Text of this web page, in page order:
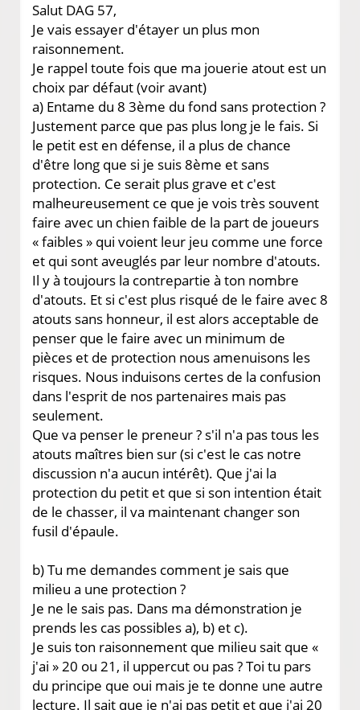
Salut DAG 57,
Je vais essayer d'étayer un plus mon
raisonnement.
Je rappel toute fois que ma jouerie atout est un
choix par défaut (voir avant)
a) Entame du 8 3ème du fond sans protection ?
Justement parce que pas plus long je le fais. Si
le petit est en défense, il a plus de chance
d'être long que si je suis 8ème et sans
protection. Ce serait plus grave et c'est
malheureusement ce que je vois très souvent
faire avec un chien faible de la part de joueurs
« faibles » qui voient leur jeu comme une force
et qui sont aveuglés par leur nombre d'atouts.
Il y à toujours la contrepartie à ton nombre
d'atouts. Et si c'est plus risqué de le faire avec 8
atouts sans honneur, il est alors acceptable de
penser que le faire avec un minimum de
pièces et de protection nous amenuisons les
risques. Nous induisons certes de la confusion
dans l'esprit de nos partenaires mais pas
seulement.
Que va penser le preneur ? s'il n'a pas tous les
atouts maîtres bien sur (si c'est le cas notre
discussion n'a aucun intérêt). Que j'ai la
protection du petit et que si son intention était
de le chasser, il va maintenant changer son
fusil d'épaule.
b) Tu me demandes comment je sais que
milieu a une protection ?
Je ne le sais pas. Dans ma démonstration je
prends les cas possibles a), b) et c).
Je suis ton raisonnement que milieu sait que «
j'ai » 20 ou 21, il uppercut ou pas ? Toi tu pars
du principe que oui mais je te donne une autre
lecture. Il sait que je n'ai pas petit et que j'ai 20